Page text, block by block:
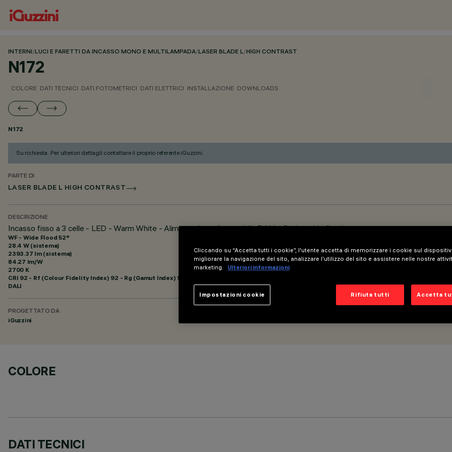
INTERNI/LUCI E FARETTI DA INCASSO MONO E MULTILAMPADA/LASER BLADE L/HIGH CONTRAST
N172
COLORE DATI TECNICI DATI FOTOMETRICI DATI ELETTRICI INSTALLAZIONE DOWNLOADS
N172
Su richiesta. Per ulteriori dettagli contattare il proprio referente iGuzzini.
PARTE DI
LASER BLADE L HIGH CONTRAST
DESCRIZIONE
Incasso fisso a 3 celle - LED - Warm White - Alimentazione dimmerabile DALI - Ottica wide flood
WF - Wide Flood 52°
28.4 W (sistema)
2393.37 lm (sistema)
84.27 lm/W
2700 K
CRI 92 - Rf (Colour Fidelity Index) 92 - Rg (Gamut Index) 99
DALI
PROGETTATO DA
iGuzzini
COLORE
DATI TECNICI
Cliccando su “Accetta tutti i cookie”, l'utente accetta di memorizzare i cookie sul
migliorare la navigazione del sito, analizzare l'utilizzo del sito e assistere nelle nostre
marketing.
Ulteriori informazioni
Rifiuta tutti Accetta
Impostazioni cookie